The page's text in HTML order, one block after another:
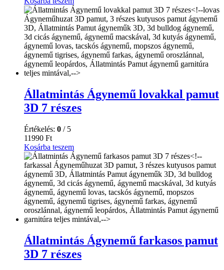
Állatmintás Ágynemű lovakkal pamut
3D 7 részes
Értékelés: 0 / 5
11990 Ft
Kosárba teszem
Állatmintás Ágynemű farkasos pamut
3D 7 részes